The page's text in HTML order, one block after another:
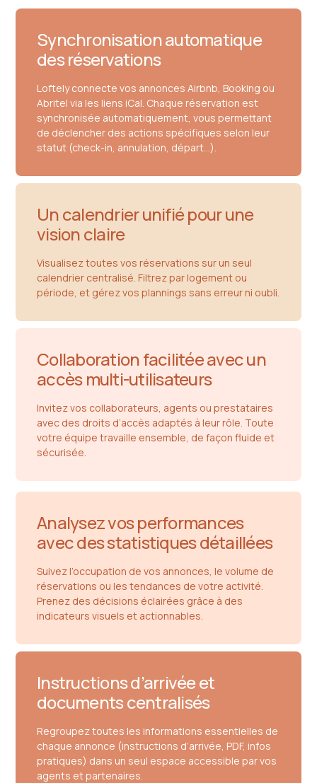
Synchronisation automatique
des réservations
Loftely connecte vos annonces Airbnb, Booking ou
Abritel via les liens iCal. Chaque réservation est
synchronisée automatiquement, vous permettant
de déclencher des actions spécifiques selon leur
statut (check-in, annulation, départ…).
Un calendrier unifié pour une
vision claire
Visualisez toutes vos réservations sur un seul
calendrier centralisé. Filtrez par logement ou
période, et gérez vos plannings sans erreur ni oubli.
Collaboration facilitée avec un
accès multi-utilisateurs
Invitez vos collaborateurs, agents ou prestataires
avec des droits d’accès adaptés à leur rôle. Toute
votre équipe travaille ensemble, de façon fluide et
sécurisée.
Analysez vos performances
avec des statistiques détaillées
Suivez l’occupation de vos annonces, le volume de
réservations ou les tendances de votre activité.
Prenez des décisions éclairées grâce à des
indicateurs visuels et actionnables.
Instructions d’arrivée et
documents centralisés
Regroupez toutes les informations essentielles de
chaque annonce (instructions d’arrivée, PDF, infos
pratiques) dans un seul espace accessible par vos
agents et partenaires.